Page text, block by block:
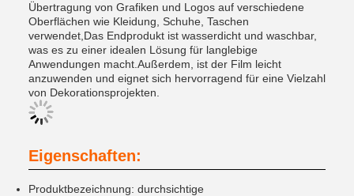
Übertragung von Grafiken und Logos auf verschiedene
Oberflächen wie Kleidung, Schuhe, Taschen
verwendet,Das Endprodukt ist wasserdicht und waschbar,
was es zu einer idealen Lösung für langlebige
Anwendungen macht.Außerdem, ist der Film leicht
anzuwenden und eignet sich hervorragend für eine Vielzahl
von Dekorationsprojekten.
Eigenschaften:
Produktbezeichnung: durchsichtige